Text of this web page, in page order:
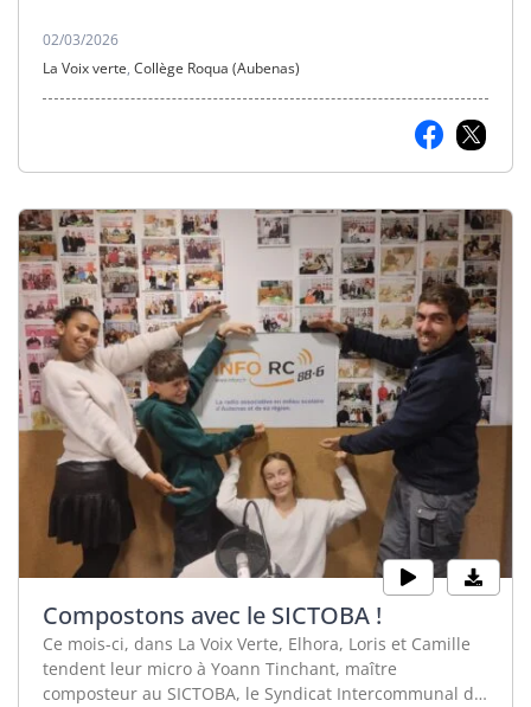
02/03/2026
La Voix verte, Collège Roqua (Aubenas)
Compostons avec le SICTOBA !
Ce mois-ci, dans La Voix Verte, Elhora, Loris et Camille
tendent leur micro à Yoann Tinchant, maître
composteur au SICTOBA, le Syndicat Intercommunal de